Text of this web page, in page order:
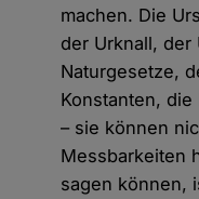
machen. Die
der Urknall, der
Naturgesetze,
Konstanten,
– sie können
Messbarkeiten
sagen können,